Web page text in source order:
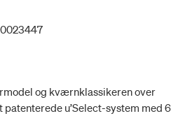
og kværnklassikeren over
u’Select-system med 6